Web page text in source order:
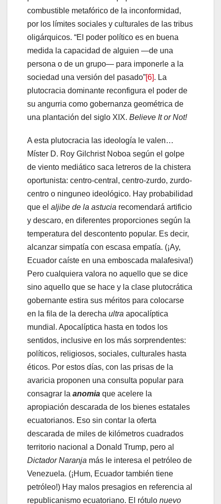
combustible metafórico de la inconformidad,
por los límites sociales y culturales de las tribus
oligárquicos. “El poder político es en buena
medida la capacidad de alguien —de una
persona o de un grupo— para imponerle a la
sociedad una versión del pasado”[6]. La
plutocracia dominante reconfigura el poder de
su angurria como gobernanza geométrica de
una plantación del siglo XIX. Believe It or Not!
A esta plutocracia las ideología le valen…
Míster D. Roy Gilchrist Noboa según el golpe
de viento mediático saca letreros de la chistera
oportunista: centro-central, centro-zurdo, zurdo-
centro o ninguneo ideológico. Hay probabilidad
que el aljibe de la astucia recomendará artificio
y descaro, en diferentes proporciones según la
temperatura del descontento popular. Es decir,
alcanzar simpatía con escasa empatía. (¡Ay,
Ecuador caíste en una emboscada malafesiva!)
Pero cualquiera valora no aquello que se dice
sino aquello que se hace y la clase plutocrática
gobernante estira sus méritos para colocarse
en la fila de la derecha ultra apocalíptica
mundial. Apocalíptica hasta en todos los
sentidos, inclusive en los más sorprendentes:
políticos, religiosos, sociales, culturales hasta
éticos. Por estos días, con las prisas de la
avaricia proponen una consulta popular para
consagrar la anomia que acelere la
apropiación descarada de los bienes estatales
ecuatorianos. Eso sin contar la oferta
descarada de miles de kilómetros cuadrados
territorio nacional a Donald Trump, pero al
Dictador Naranja más le interesa el petróleo de
Venezuela. (¡Hum, Ecuador también tiene
petróleo!) Hay malos presagios en referencia al
republicanismo ecuatoriano. El rótulo nuevo